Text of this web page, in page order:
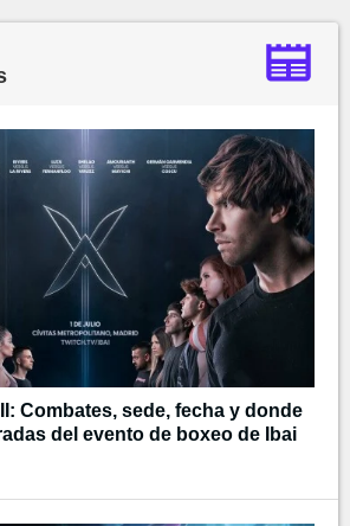
Combates, sede, fecha y donde
del evento de boxeo de Ibai